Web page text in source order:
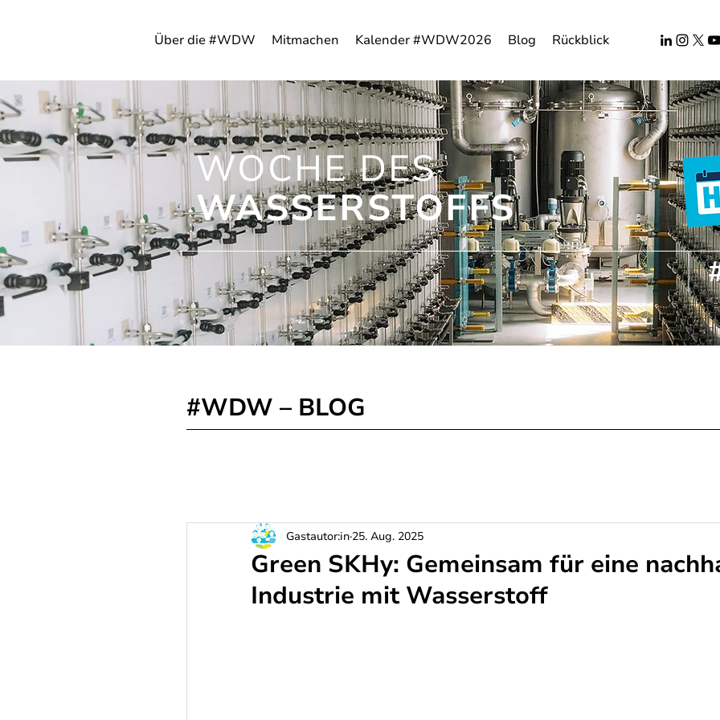
Über die #WDW Mitmachen Kalender #WDW2026 Blog Rückblick
WOCHE DES
WASSERSTOFFS
#WDW – BLOG
Green SKHy: Gemeinsam für eine
Industrie mit Wasserstoff
Gastautor:in 25. Aug. 2025